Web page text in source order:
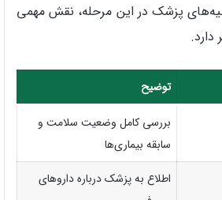
پزشک در این مرحله، نقش مهمی
دارد.
توضیح
بررسی کامل وضعیت سلامت و
سابقه بیماری‌ها
اطلاع به پزشک درباره داروهای